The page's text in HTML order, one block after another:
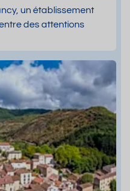
un établissement
des attentions